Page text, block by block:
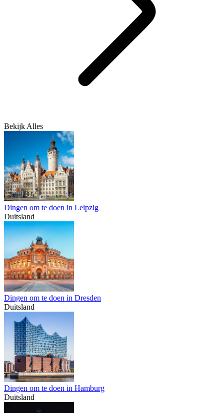
Bekijk Alles
Dingen om te doen in Leipzig
Duitsland
Dingen om te doen in Dresden
Duitsland
Dingen om te doen in Hamburg
Duitsland